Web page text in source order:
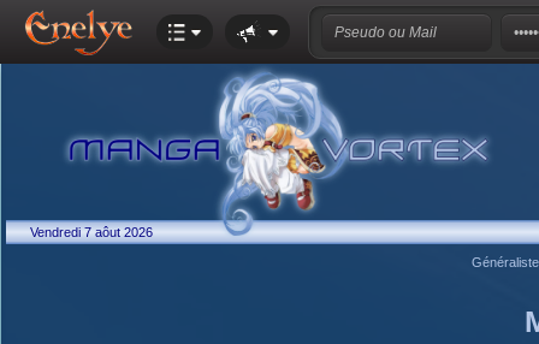
Vendredi 7 aôut 2026